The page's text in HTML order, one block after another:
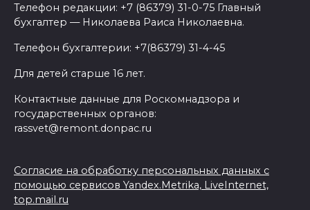
Телефон редакции: +7 (86379) 31-0-75 Главный
бухгалтер — Николаева Раиса Николаевна.
Телефон бухгалтерии: +7(86379) 31-4-45
Для детей старше 16 лет.
Контактные данные для Роскомнадзора и
государственных органов:
rassvet@remont.donpac.ru
Согласие на обработку персональных данных с
помощью сервисов Yandex.Metrika, LiveInternet,
top.mail.ru